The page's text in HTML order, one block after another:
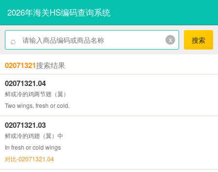
2026年海关HS编码查询系统
⌕ x 搜索
02071321搜索结果
02071321.04
鲜或冷的鸡两节翅（翼）
Two wings, fresh or cold.
02071321.03
鲜或冷的鸡翅（翼）中
In fresh or cold wings
对比-02071321.04